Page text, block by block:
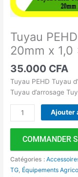
Tuyau
20mm x 1,0
35.000 CFA
Tuyau PEHD Tuyau
Tuyau d’arrosage
Ajouter
COMMANDER
Catégories :
TG Équipements